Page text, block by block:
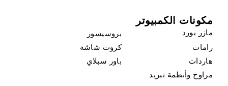
مكونات الكمبيوتر
مازر بورد
بروسيسور
رامات
كروت شاشة
هاردات
باور سبلاي
مراوح وأنظمة تبريد